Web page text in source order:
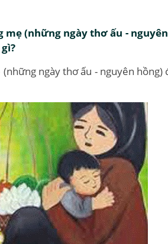
(những ngày thơ ấu -
ngày thơ ấu - nguyên hồng)